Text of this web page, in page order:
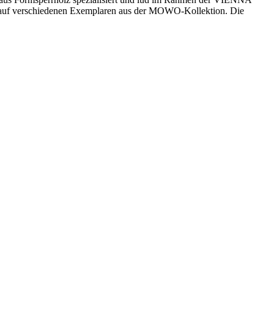
verschiedenen Exemplaren aus der MOWO-Kollektion. Die